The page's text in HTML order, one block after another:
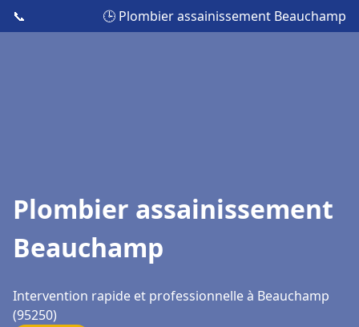
📞 🕒 Plombier assainissement Beauchamp
Plombier assainissement
Beauchamp
Intervention rapide et professionnelle à Beauchamp
(95250)